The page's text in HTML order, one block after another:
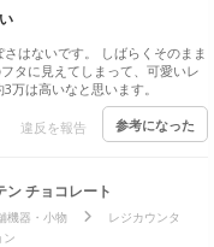
はないです。 しばらくそのまま
タに見えてしまって、可愛いレ
万は高いなと思います。
違反を報告 参考になった
チョコレート
機器・小物
レジカウンタ
ン